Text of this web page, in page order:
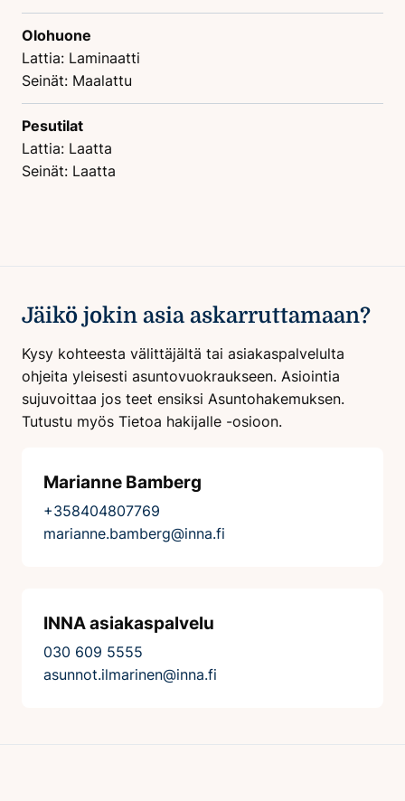
Olohuone
Lattia: Laminaatti
Seinät: Maalattu
Pesutilat
Lattia: Laatta
Seinät: Laatta
Jäikö jokin asia askarruttamaan?
Kysy kohteesta välittäjältä tai asiakaspalvelulta
ohjeita yleisesti asuntovuokraukseen. Asiointia
sujuvoittaa jos teet ensiksi Asuntohakemuksen.
Tutustu myös Tietoa hakijalle -osioon.
Marianne Bamberg
+358404807769
marianne.bamberg@inna.fi
INNA asiakaspalvelu
030 609 5555
asunnot.ilmarinen@inna.fi